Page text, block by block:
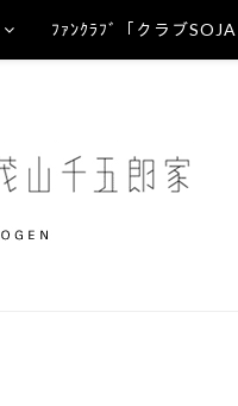
ﾌｧﾝｸﾗﾌﾞ「クラブSOJA